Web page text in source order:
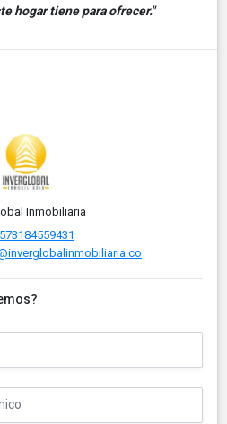
hogar tiene para ofrecer."
Inmobiliaria